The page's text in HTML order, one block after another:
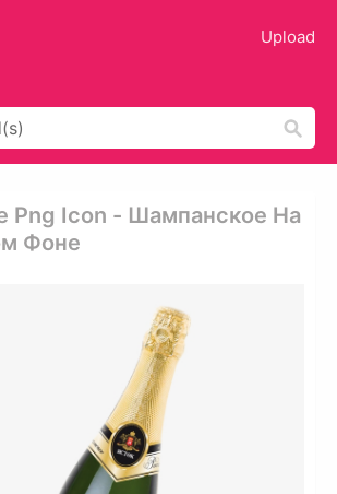
Upload
Png Icon - Шампанское На
Фоне